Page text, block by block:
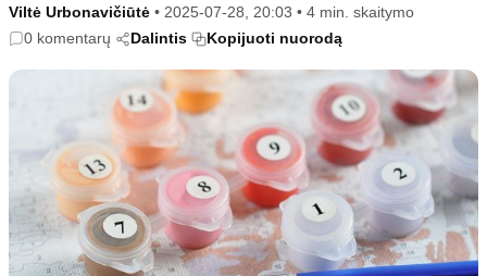
Kultūra
Sodas ir daržas
Psichologinė sveikata
Tvari mada
Etikos politika
Klaidų taisymo politika
Naudojimo sąlygos
Privatumo politika
Reklamos politika
Slapukų politika
Redakcija
Viltė Urbonavičiūtė • 2025-07-28, 20:03 • 4 min. skaitymo
0 komentarų
Dalintis Kopijuoti nuorodą